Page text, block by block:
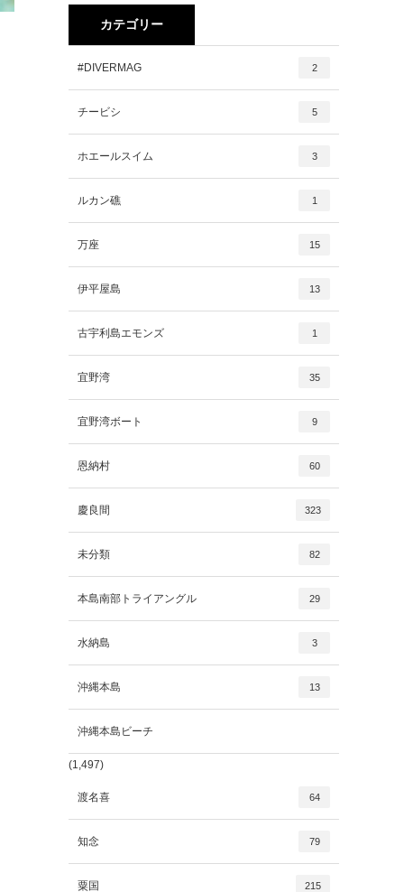
カテゴリー
#DIVERMAG 2
チービシ 5
ホエールスイム 3
ルカン礁 1
万座 15
伊平屋島 13
古宇利島エモンズ 1
宜野湾 35
宜野湾ボート 9
恩納村 60
慶良間 323
未分類 82
本島南部トライアングル 29
水納島 3
沖縄本島 13
沖縄本島ビーチ
(1,497)
渡名喜 64
知念 79
粟国 215